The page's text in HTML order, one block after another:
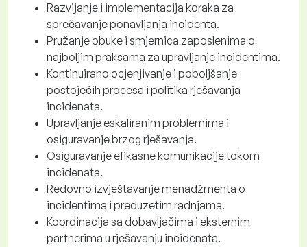
Razvijanje i implementacija koraka za
sprečavanje ponavljanja incidenta.
Pružanje obuke i smjernica zaposlenima o
najboljim praksama za upravljanje incidentima.
Kontinuirano ocjenjivanje i poboljšanje
postojećih procesa i politika rješavanja
incidenata.
Upravljanje eskaliranim problemima i
osiguravanje brzog rješavanja.
Osiguravanje efikasne komunikacije tokom
incidenata.
Redovno izvještavanje menadžmenta o
incidentima i preduzetim radnjama.
Koordinacija sa dobavljačima i eksternim
partnerima u rješavanju incidenata.